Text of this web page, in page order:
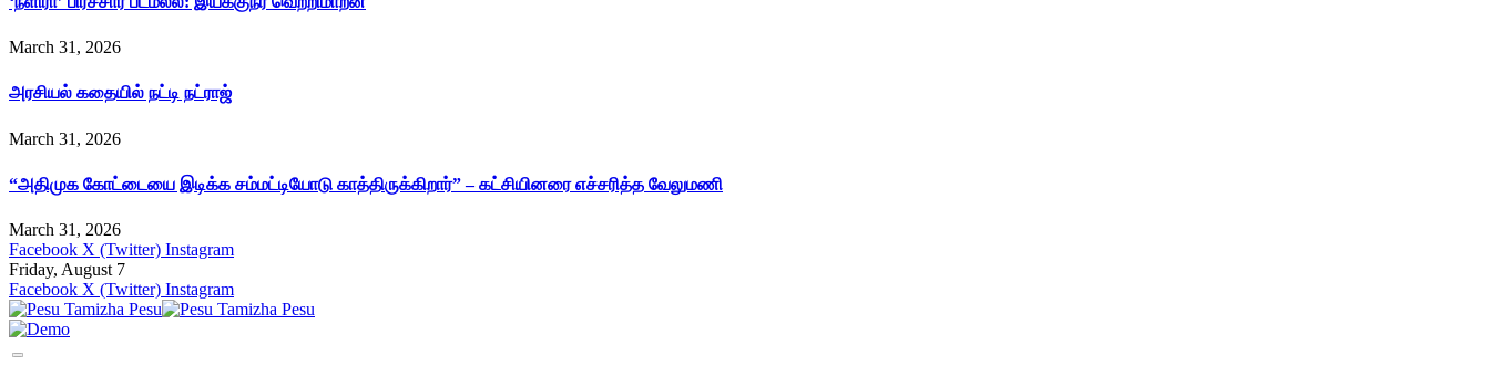
March 31, 2026
அரசியல் கதையில் நட்டி நட்ராஜ்
March 31, 2026
“அதிமுக கோட்டையை இடிக்க சம்மட்டியோடு காத்திருக்கிறார்” – கட்சியினரை எச்சரித்த வேலுமணி
March 31, 2026
Facebook X (Twitter) Instagram
Friday, August 7
Facebook X (Twitter) Instagram